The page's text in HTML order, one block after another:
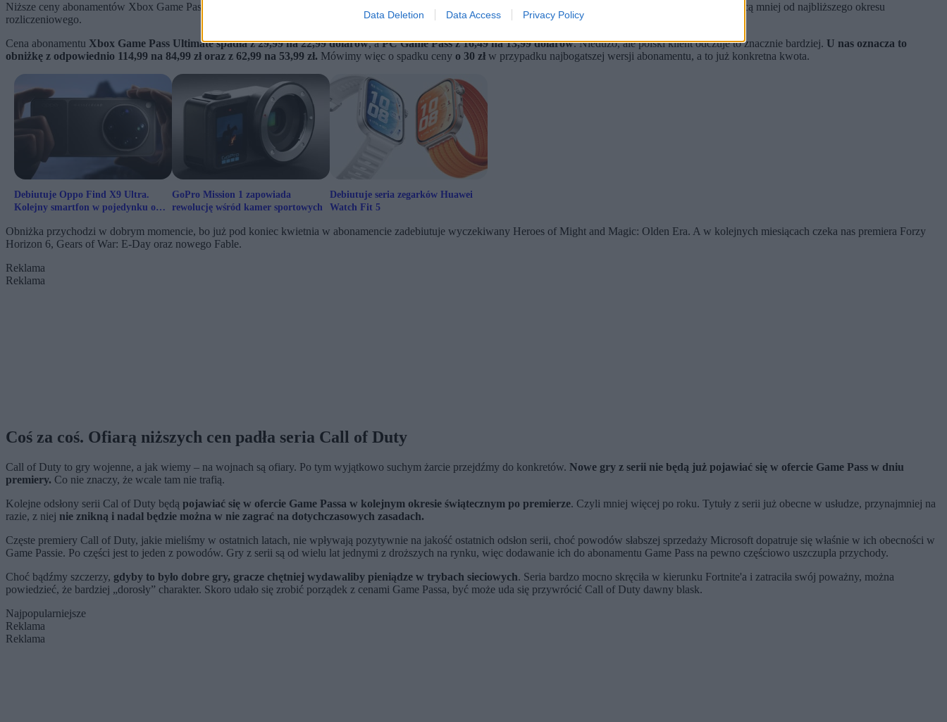
Data Deletion Data Access Privacy Policy
Niższe ceny abonamentów Xbox Game Pass Ultimate oraz PC Game Pass
Skorzystają z nich nowi użytkownicy, a już opłacający subskrypcję zapłacą mniej od najbliższego okresu
rozliczeniowego.
Cena abonamentu Xbox Game Pass Ultimate spadła z 29,99 na 22,99 dolarów, aPC Game Pass z 16,49 na 13,99 dolarów. Niedużo, ale polski klient odczuje to znacznie bardziej. U nas oznacza to
obniżkę z odpowiednio 114,99 na 84,99 zł oraz z 62,99 na 53,99 zł. Mówimy więc o spadku ceny o 30 zł w przypadku najbogatszej wersji abonamentu, a to już konkretna kwota.
Debiutuje Oppo Find X9 Ultra.
Kolejny smartfon w pojedynku o
GoPro Mission 1 zapowiada
rewolucję wśród kamer sportowych
Debiutuje seria zegarków Huawei
Watch Fit 5
Obniżka przychodzi w dobrym momencie, bo już pod koniec kwietnia w abonamencie zadebiutuje wyczekiwany Heroes of Might and Magic: Olden Era. A w kolejnych miesiącach czeka nas premiera Forzy
Horizon 6, Gears of War: E-Day oraz nowego Fable.
Reklama
Reklama
Coś za coś. Ofiarą niższych cen padła seria Call of Duty
Call of Duty to gry wojenne, a jak wiemy – na wojnach są ofiary. Po tym wyjątkowo suchym żarcie przejdźmy do konkretów. Nowe gry z serii nie będą już pojawiać się w ofercie Game Pass w dniu
premiery. Co nie znaczy, że wcale tam nie trafią.
Kolejne odsłony serii Cal of Duty będą pojawiać się w ofercie Game Passa w kolejnym okresie świątecznym po premierze. Czyli mniej więcej po roku. Tytuły z serii już obecne w usłudze, przynajmniej na
razie, z niej nie znikną i nadal będzie można w nie zagrać na dotychczasowych zasadach.
Częste premiery Call of Duty, jakie mieliśmy w ostatnich latach, nie wpływają pozytywnie na jakość ostatnich odsłon serii, choć powodów słabszej sprzedaży Microsoft dopatruje się właśnie w ich obecności w
Game Passie. Po części jest to jeden z powodów. Gry z serii są od wielu lat jednymi z droższych na rynku, więc dodawanie ich do abonamentu Game Pass na pewno częściowo uszczupla przychody.
Choć bądźmy szczerzy, gdyby to było dobre gry, gracze chętniej wydawaliby pieniądze w trybach sieciowych. Seria bardzo mocno skręciła w kierunku Fortnite'a i zatraciła swój poważny, można
powiedzieć, że bardziej „dorosły” charakter. Skoro udało się zrobić porządek z cenami Game Passa, być może uda się przywrócić Call of Duty dawny blask.
Najpopularniejsze
Reklama
Reklama